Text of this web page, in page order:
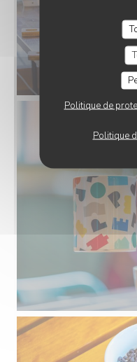
Politique de
Politique